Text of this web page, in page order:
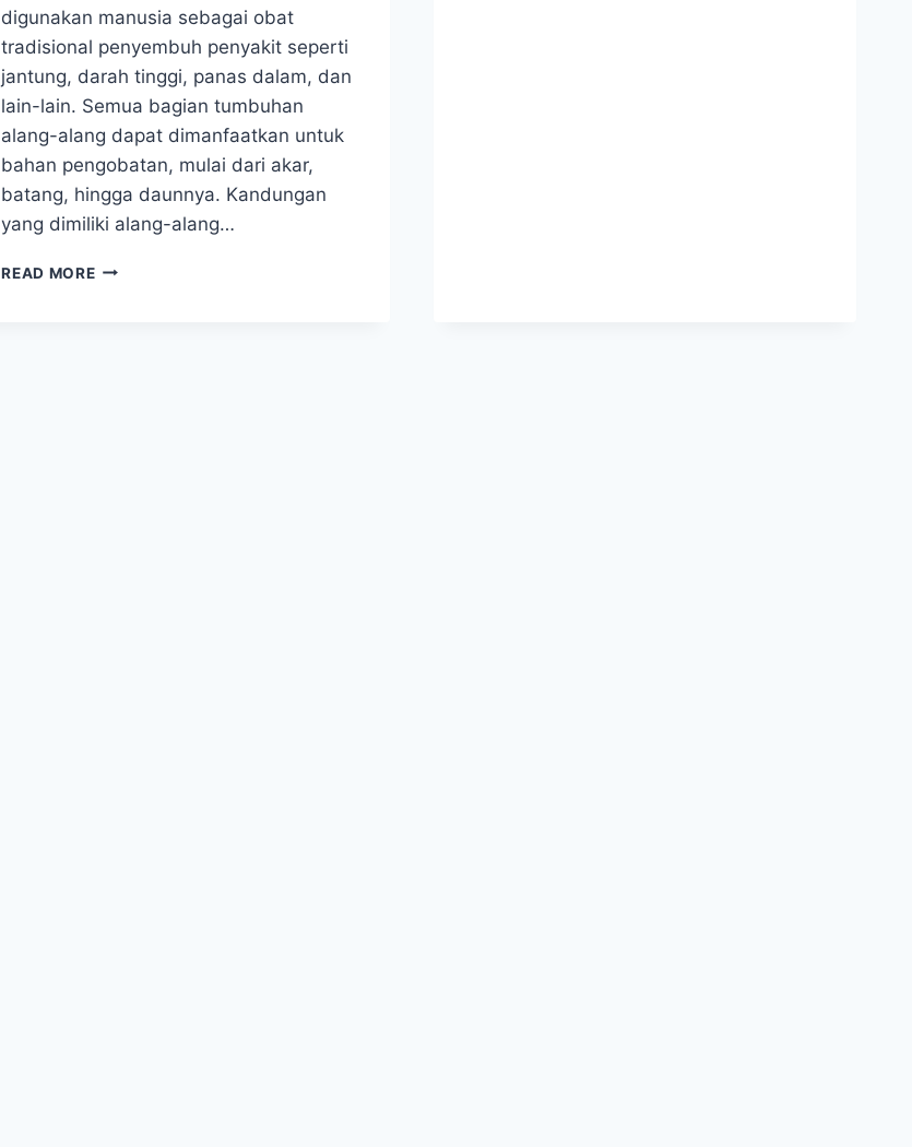
digunakan manusia sebagai obat
tradisional penyembuh penyakit seperti
jantung, darah tinggi, panas dalam, dan
lain-lain. Semua bagian tumbuhan
alang-alang dapat dimanfaatkan untuk
bahan pengobatan, mulai dari akar,
batang, hingga daunnya. Kandungan
yang dimiliki alang-alang…
READ MORE3